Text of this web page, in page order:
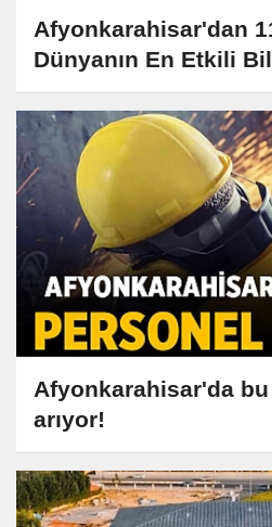
Afyonkarahisar'dan
Dünyanın En Etkili
Listesine Girdi
Afyonkarahisar'da
arıyor!